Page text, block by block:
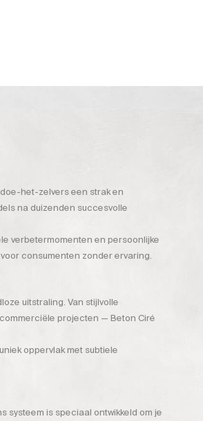
het-zelvers een strak en
na duizenden succesvolle
verbetermomenten en persoonlijke
consumenten zonder ervaring.
uitstraling. Van stijlvolle
projecten — Beton Ciré
oppervlak met subtiele
systeem is speciaal ontwikkeld om je